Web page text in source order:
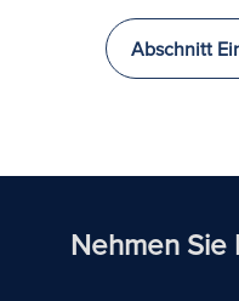
Abschnitt
Nehmen Sie